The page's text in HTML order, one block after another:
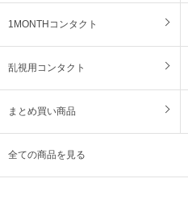
1MONTHコンタクト
乱視用コンタクト
まとめ買い商品
全ての商品を見る